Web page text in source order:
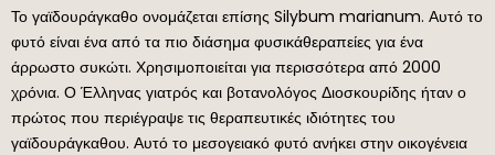
Το γαϊδουράγκαθο ονομάζεται επίσης Silybum marianum. Αυτό το
φυτό είναι ένα από τα πιο διάσημα φυσικάθεραπείες για ένα
άρρωστο συκώτι. Χρησιμοποιείται για περισσότερα από 2000
χρόνια. Ο Έλληνας γιατρός και βοτανολόγος Διοσκουρίδης ήταν ο
πρώτος που περιέγραψε τις θεραπευτικές ιδιότητες του
γαϊδουράγκαθου. Αυτό το μεσογειακό φυτό ανήκει στην οικογένεια